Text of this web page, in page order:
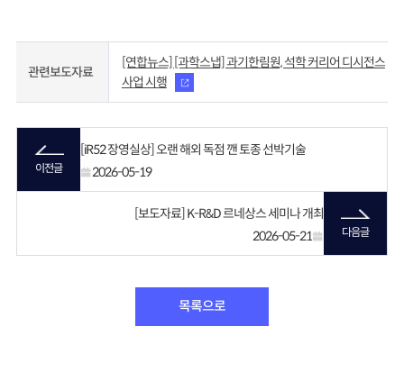
관련보도자료
[연합뉴스] [과학스냅] 과기한림원, 석학 커리어 디시전스
사업 시행
이전글
[iR52 장영실상] 오랜 해외 독점 깬 토종 선박기술
2026-05-19
[보도자료] K-R&D 르네상스 세미나 개최
2026-05-21
다음글
목록으로